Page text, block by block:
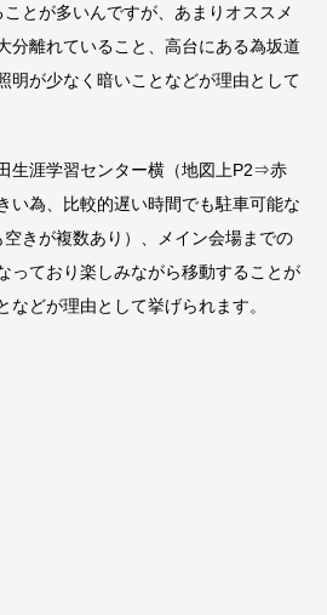
とが多いんですが、あまりオススメ
分離れていること、高台にある為坂道
明が少なく暗いことなどが理由として
生涯学習センター横（地図上P2⇒赤
い為、比較的遅い時間でも駐車可能な
きが複数あり）、メイン会場までの
っており楽しみながら移動することが
などが理由として挙げられます。